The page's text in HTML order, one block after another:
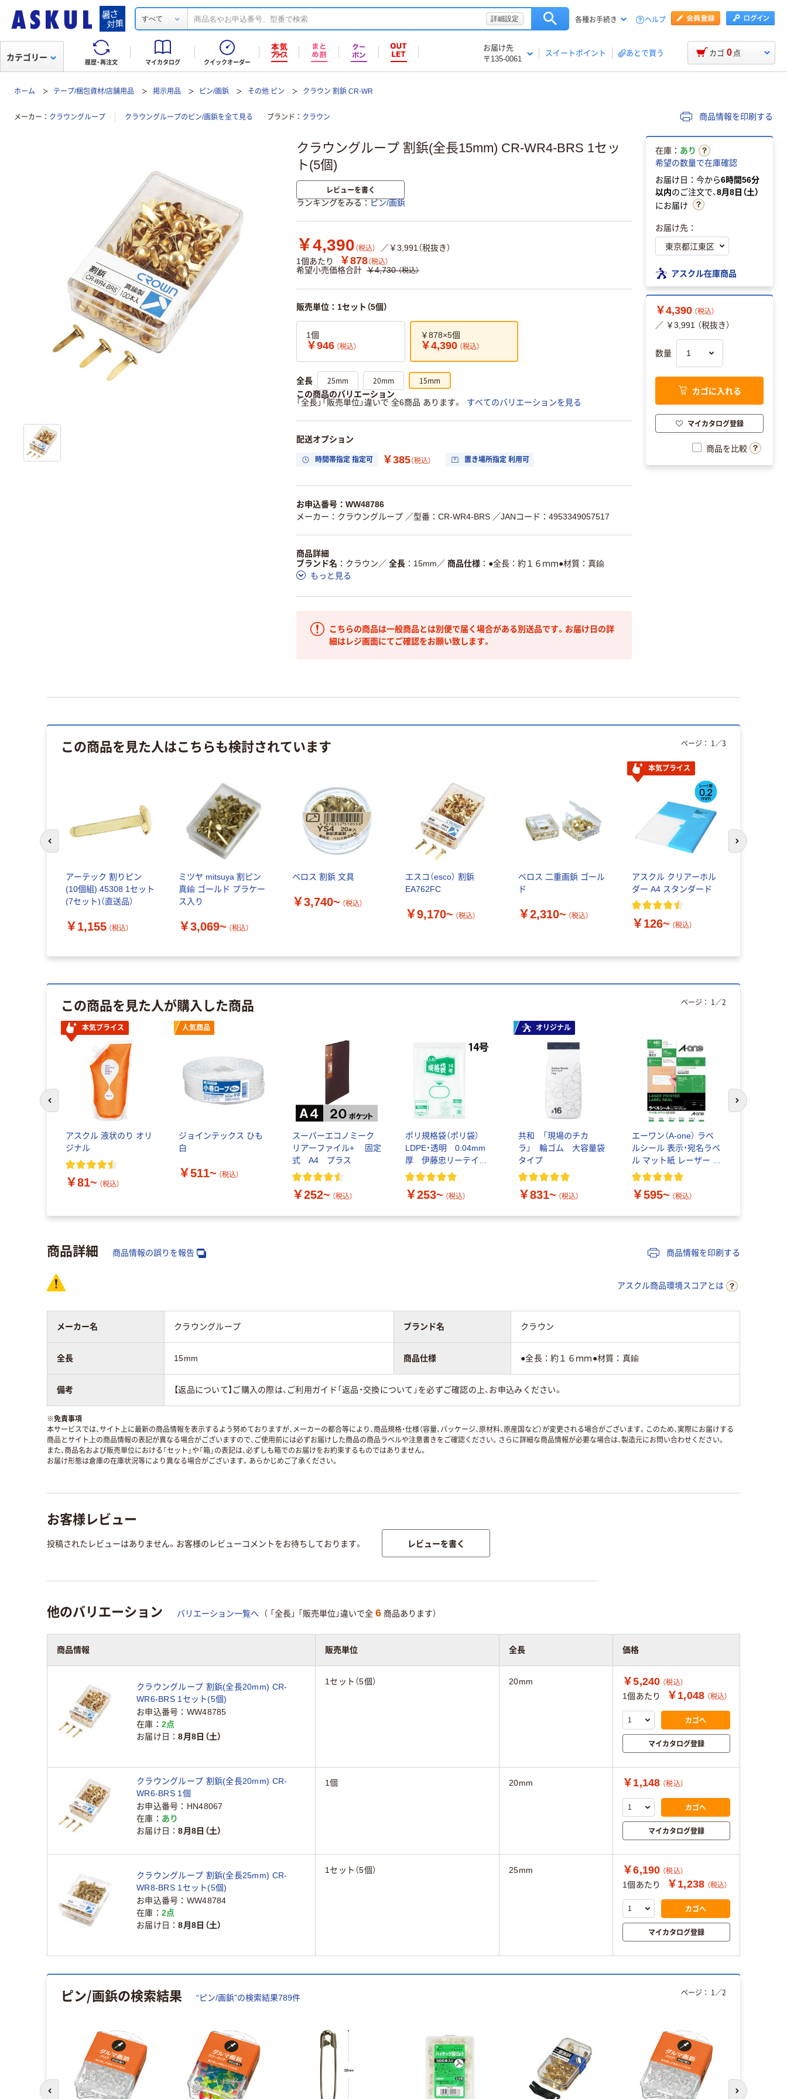
すべて 詳細設定 各種お手続き ヘルプ
履歴・再注文 マイカタログ クイックオーダー
お届け先
〒135-0061
スイートポイント あとで買う
カテゴリー カゴ 0 点
ホーム テープ/梱包資材/店舗用品 掲示用品 ピン/画鋲 その他 ピン クラウン 割鋲 CR-WR
メーカー クラウングループ クラウングループのピン/画鋲を全て見る ブランド クラウン 商品情報を印刷する
クラウングループ 割鋲(全長15mm) CR-WR4-BRS 1セッ
ト(5個)
レビューを書く
ランキングをみる ピン/画鋲
￥4,390 （税込）
／￥3,991（税抜き）
1個あたり
￥878（税込）
希望小売価格合計 ￥4,730 （税込）
販売単位：1セット（5個）
1個
￥946 （税込）
￥878×5個
￥4,390 （税込）
全長 25mm 20mm 15mm
この商品のバリエーション
「全長」「販売単位」違いで 全6商品 あります。
すべてのバリエーションを見る
配送オプション
時間帯指定 指定可 ￥385（税込） 置き場所指定 利用可
お申込番号：WW48786
メーカー：クラウングループ ／型番：CR-WR4-BRS ／JANコード：4953349057517
商品詳細
ブランド名
クラウン ／ 全長 15mm ／ 商品仕様
●全長：約１６ｍｍ●材質：真鍮
もっと見る
こちらの商品は一般商品とは別便で届く場合がある別送品です。お届け日の詳
細はレジ画面にてご確認をお願い致します。
在庫： あり
希望の数量で在庫確認
お届け日：今から6時間56分
以内のご注文で、8月8日（土）
にお届け
お届け先：
アスクル在庫商品
￥4,390 （税込）
／ ￥3,991 （税抜き）
数量
カゴに入れる
マイカタログ登録
商品を比較
この商品を見た人はこちらも検討されています
アーテック 割りピン
(10個組) 45308 1セット
(7セット)（直送品）
￥1,155 （税込）
ミツヤ mitsuya 割ピン
真鍮 ゴールド プラケー
ス入り
￥3,069~ （税込）
ベロス 割鋲 文具
￥3,740~ （税込）
エスコ（esco） 割鋲
EA762FC
￥9,170~ （税込）
ベロス 二重画鋲 ゴール
ド
￥2,310~ （税込）
本気プライス
アスクル クリアーホル
ダー A4 スタンダード
￥126~ （税込）
ページ： 1 ／3
次のスライド
この商品を見た人が購入した商品
本気プライス
アスクル 液状のり オリ
ジナル
￥81~ （税込）
人気商品
ジョインテックス ひも
白
￥511~ （税込）
スーパーエコノミーク
リアーファイル+ 固定
式 A4 プラス
￥252~ （税込）
ポリ規格袋（ポリ袋）
LDPE・透明 0.04mm
厚 伊藤忠リーテイル
リンク
￥253~ （税込）
オリジナル
共和 「現場のチカ
ラ」 輪ゴム 大容量袋
タイプ
￥831~ （税込）
エーワン（A-one） ラベ
ルシール 表示・宛名ラベ
ル マット紙 レーザー 封
筒 シール ステッカー
￥595~ （税込）
ページ： 1／2
前のスライドへ 次のスライド
商品詳細 商品情報の誤りを報告 商品情報を印刷する
アスクル商品環境スコアとは
メーカー名 クラウングループ ブランド名 クラウン
全長 15mm 商品仕様 ●全長：約１６ｍｍ●材質：真鍮
備考 【返品について】ご購入の際は、ご利用ガイド「返品・交換について」を必ずご確認の上、お申込みください。
※免責事項
本サービスでは、サイト上に最新の商品情報を表示するよう努めておりますが、メーカーの都合等により、商品規格・仕様（容量、パッケージ、原材料、原産国など）が変更される場合がございます。このため、実際にお届けする
商品とサイト上の商品情報の表記が異なる場合がございますので、ご使用前には必ずお届けした商品の商品ラベルや注意書きをご確認ください。さらに詳細な商品情報が必要な場合は、製造元にお問い合わせください。
また、商品名および販売単位における「セット」や「箱」の表記は、必ずしも箱でのお届けをお約束するものではありません。
お届け形態は倉庫の在庫状況等により異なる場合がございます。あらかじめご了承ください。
お客様レビュー
投稿されたレビューはありません。お客様のレビューコメントをお待ちしております。 レビューを書く
他のバリエーション バリエーション一覧へ （ 「全長」 「販売単位」違いで全 6 商品あります）
商品情報 販売単位 全長 価格
クラウングループ 割鋲(全長20mm) CR-
WR6-BRS 1セット(5個)
お申込番号
WW48785
在庫
2点
お届け日
8月8日（土）
1セット（5個） 20mm ￥5,240 （税込）
1個あたり ￥1,048 （税込）
カゴへ
マイカタログ登録
クラウングループ 割鋲(全長20mm) CR-
WR6-BRS 1個
お申込番号
HN48067
在庫
あり
お届け日
8月8日（土）
1個 20mm ￥1,148 （税込）
カゴへ
マイカタログ登録
クラウングループ 割鋲(全長25mm) CR-
WR8-BRS 1セット(5個)
お申込番号
WW48784
在庫
2点
お届け日
8月8日（土）
1セット（5個） 25mm ￥6,190 （税込）
1個あたり ￥1,238 （税込）
カゴへ
マイカタログ登録
ピン/画鋲の検索結果 “ピン/画鋲”の検索結果789件
ページ： 1 ／2
前のスライドへ 次のスライド